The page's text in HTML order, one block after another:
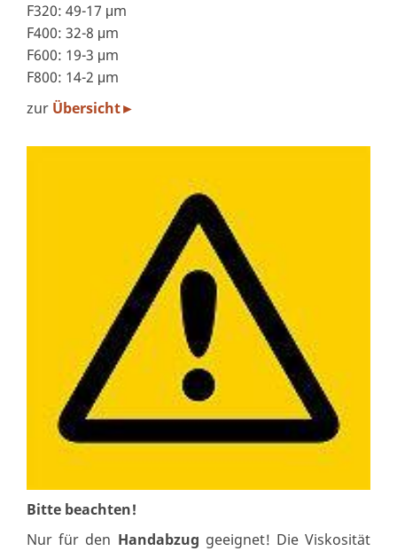
F320: 49-17 μm
F400: 32-8 μm
F600: 19-3 μm
F800: 14-2 μm
zur Übersicht►
Bitte beachten!
Nur für den Handabzug geeignet! Die Viskosität